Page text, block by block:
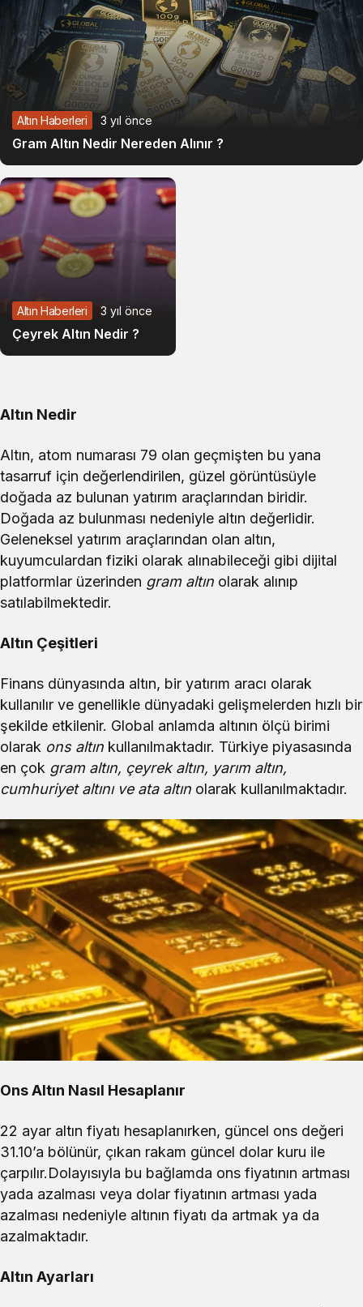
Altın Haberleri 3 yıl önce
Gram Altın Nedir Nereden Alınır ?
Altın Haberleri 3 yıl önce
Çeyrek Altın Nedir ?
Altın Nedir
Altın, atom numarası 79 olan geçmişten bu yana
tasarruf için değerlendirilen, güzel görüntüsüyle
doğada az bulunan yatırım araçlarından biridir.
Doğada az bulunması nedeniyle altın değerlidir.
Geleneksel yatırım araçlarından olan altın,
kuyumculardan fiziki olarak alınabileceği gibi dijital
platformlar üzerinden gram altın olarak alınıp
satılabilmektedir.
Altın Çeşitleri
Finans dünyasında altın, bir yatırım aracı olarak
kullanılır ve genellikle dünyadaki gelişmelerden hızlı bir
şekilde etkilenir. Global anlamda altının ölçü birimi
olarak ons altın kullanılmaktadır. Türkiye piyasasında
en çok gram altın, çeyrek altın, yarım altın,
cumhuriyet altını ve ata altın olarak kullanılmaktadır.
Ons Altın Nasıl Hesaplanır
22 ayar altın fiyatı hesaplanırken, güncel ons değeri
31.10’a bölünür, çıkan rakam güncel dolar kuru ile
çarpılır.Dolayısıyla bu bağlamda ons fiyatının artması
yada azalması veya dolar fiyatının artması yada
azalması nedeniyle altının fiyatı da artmak ya da
azalmaktadır.
Altın Ayarları